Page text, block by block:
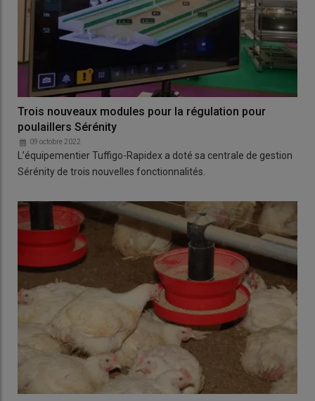
Trois nouveaux modules pour la régulation pour
poulaillers Sérénity
09 octobre 2022
L’équipementier Tuffigo-Rapidex a doté sa centrale de gestion
Sérénity de trois nouvelles fonctionnalités.